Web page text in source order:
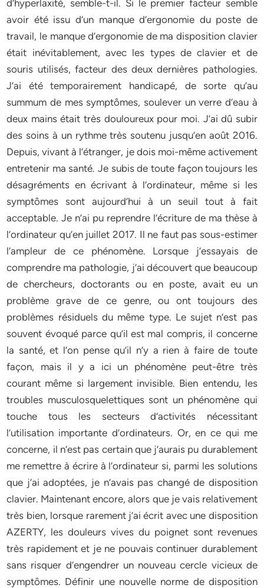
d’hyperlaxité, semble-t-il. Si le premier facteur semble
avoir été issu d’un manque d’ergonomie du poste de
travail, le manque d’ergonomie de ma disposition clavier
était inévitablement, avec les types de clavier et de
souris utilisés, facteur des deux dernières pathologies.
J’ai été temporairement handicapé, de sorte qu’au
summum de mes symptômes, soulever un verre d’eau à
deux mains était très douloureux pour moi. J’ai dû subir
des soins à un rythme très soutenu jusqu’en août 2016.
Depuis, vivant à l’étranger, je dois moi-même activement
entretenir ma santé. Je subis de toute façon toujours les
désagréments en écrivant à l’ordinateur, même si les
symptômes sont aujourd’hui à un seuil tout à fait
acceptable. Je n’ai pu reprendre l’écriture de ma thèse à
l’ordinateur qu’en juillet 2017. Il ne faut pas sous-estimer
l’ampleur de ce phénomène. Lorsque j’essayais de
comprendre ma pathologie, j’ai découvert que beaucoup
de chercheurs, doctorants ou en poste, avait eu un
problème grave de ce genre, ou ont toujours des
problèmes résiduels du même type. Le sujet n’est pas
souvent évoqué parce qu’il est mal compris, il concerne
la santé, et l’on pense qu’il n’y a rien à faire de toute
façon, mais il y a ici un phénomène peut-être très
courant même si largement invisible. Bien entendu, les
troubles musculosquelettiques sont un phénomène qui
touche tous les secteurs d’activités nécessitant
l’utilisation importante d’ordinateurs. Or, en ce qui me
concerne, il n’est pas certain que j’aurais pu durablement
me remettre à écrire à l’ordinateur si, parmi les solutions
que j’ai adoptées, je n’avais pas changé de disposition
clavier. Maintenant encore, alors que je vais relativement
très bien, lorsque rarement j’ai écrit avec une disposition
AZERTY, les douleurs vives du poignet sont revenues
très rapidement et je ne pouvais continuer durablement
sans risquer d’engendrer un nouveau cercle vicieux de
symptômes. Définir une nouvelle norme de disposition